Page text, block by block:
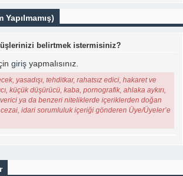
Yapılmamış)
belirtmek istermisiniz?
giriş yapmalısınız.
yasadışı, tehditkar, rahatsız edici, hakaret ve
küçük düşürücü, kaba, pornografik, ahlaka aykırı,
ya da benzeri niteliklerde içeriklerden doğan
idari sorumluluk içeriği gönderen Üye/Üyeler’e